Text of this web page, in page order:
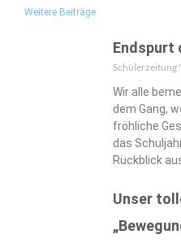
Weitere Beiträge
Endspurt
Schülerzeitung
Wir alle
dem Gang,
fröhliche
das
Rückblick
Unser